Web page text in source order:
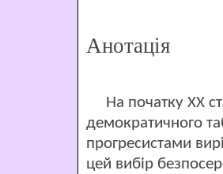
Анотація
На початку ХХ ст.
демократичного
прогресистами
цей вибір